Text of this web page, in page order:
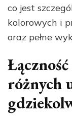
co jest
kolorowych i
oraz pełne
różnych